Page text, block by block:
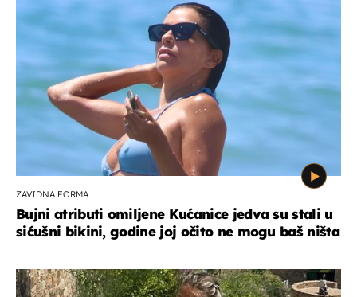
ZAVIDNA FORMA
Bujni atributi omiljene Kućanice jedva su stali u
sićušni bikini, godine joj očito ne mogu baš ništa